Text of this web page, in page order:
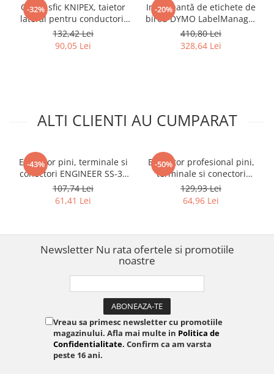
-32%
Cleste sfic KNIPEX, taietor
lateral pentru conductori,
cabluri si sarma, manere
plastic, 140 mm, fabricat in
Germania 70 01 140
132,42 Lei
90,05 Lei
-20%
Imprimantă de etichete de
birou DYMO LabelManager
210D cu tastatură QWERTY
pentru organizare
documente și identificare
410,80 Lei
328,64 Lei
ALTI CLIENTI AU CUMPARAT
-43%
Extractor pini, terminale si
conectori ENGINEER SS-34
Ø2.7 mm pentru demontare
contacte electrice
107,74 Lei
61,41 Lei
-50%
Extractor profesional pini,
terminale si conectori
ENGINEER PAS-34 cu arc
interior Ø2.7 mm din otel
inox
129,93 Lei
64,96 Lei
Newsletter Nu rata ofertele si promotiile
noastre
Vreau sa primesc newsletter cu promotiile
magazinului. Afla mai multe in Politica de
Confidentialitate. Confirm ca am varsta
peste 16 ani.